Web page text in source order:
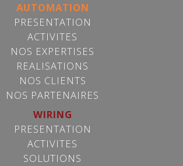
AUTOMATION
PRESENTATION
ACTIVITES
NOS EXPERTISES
REALISATIONS
NOS CLIENTS
NOS PARTENAIRES
WIRING
PRESENTATION
ACTIVITES
SOLUTIONS